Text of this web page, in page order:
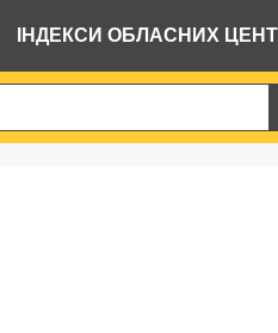
ІНДЕКСИ ОБЛАСНИХ